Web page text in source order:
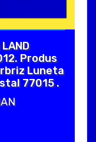
Produs
Luneta
77015 .